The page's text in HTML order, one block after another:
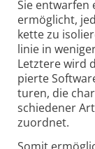
Sie ent­warfen
ermöglicht,
kette zu
linie in
Letztere wird
pierte
turen, die
schiedener
zu­ordnet.